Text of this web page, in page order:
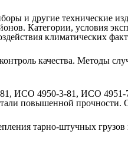
и другие технические
Категории, условия
климатических
качества. Методы
ИСО 4950-3-81, ИСО
повышенной прочности.
тарно-штучных грузов